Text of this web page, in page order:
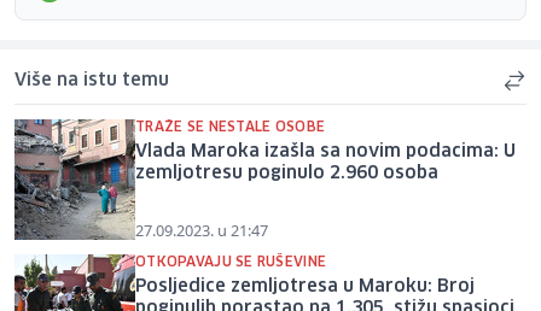
Više na istu temu
TRAŽE SE NESTALE OSOBE
Vlada Maroka izašla sa novim podacima: U
zemljotresu poginulo 2.960 osoba
27.09.2023. u 21:47
OTKOPAVAJU SE RUŠEVINE
Posljedice zemljotresa u Maroku: Broj